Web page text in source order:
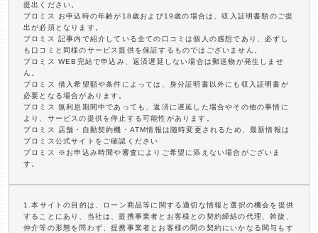
提出ください。
プロミス お申込時の年齢が18歳および19歳の場合は、収入証明書類のご提
出が必須となります。
プロミス 記事内で紹介している全ての口コミは個人の感想であり、必ずし
も口コミと同様のサービス提供を保証するものではございません。
プロミス WEB完結で申込み、返済遅延しない場合は郵送物が発生しませ
ん。
プロミス 借入希望額や条件によっては、身分証明書以外にも収入証明書が
必要となる場合があります。
プロミス 無利息期間中であっても、返済に遅延した場合やその他の事情に
より、サービスの提供を停止する可能性があります。
プロミス 店舗・自動契約機・ATM情報は随時変更されるため、最新情報は
プロミス公式サイトをご確認ください
プロミス ※お申込み時間や審査によりご希望に添えない場合がございま
す。
1.本サイトの目的は、ローン商品等に関する適切な情報と選択の機会を提供
することにあり、当社は、提携事業者とお客様との契約締結の代理、斡旋、
仲介等の形態を問わず、提携事業者とお客様の間の契約にいかなる関与もす